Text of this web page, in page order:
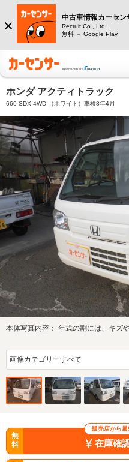
中古車情報カーセン
Recruit Co., Ltd.
無料 － Google Play
ホンダ アクティトラック
660 SDX 4WD （ホワイト）車検8年4月
本体写真内容： 年式の割には、キズ
販売店から最
無
料
在庫確